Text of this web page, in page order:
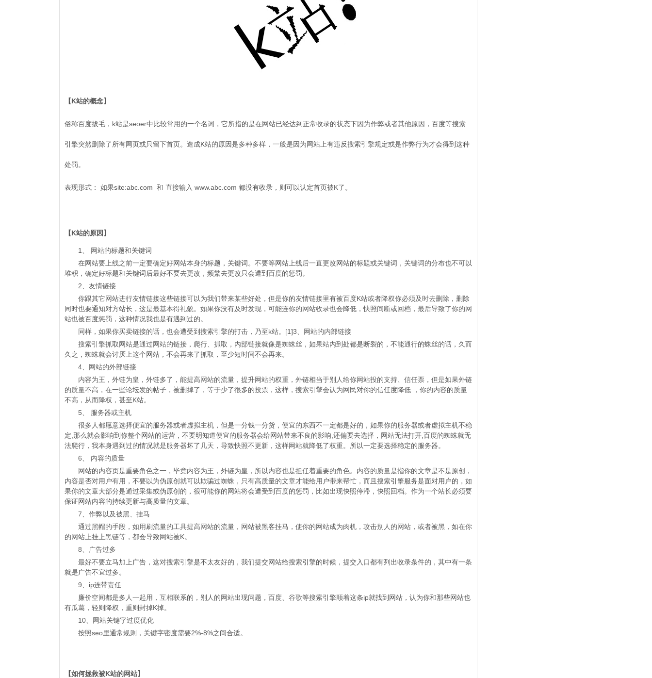
【K站的概念】
俗称百度拔毛，k站是seoer中比较常用的一个名词，它所指的是在网站已经达到正常收录的状态下因为作弊或者其他原因，百度等搜索
引擎突然删除了所有网页或只留下首页。造成K站的原因是多种多样，一般是因为网站上有违反搜索引擎规定或是作弊行为才会得到这种
处罚。
表现形式： 如果site:abc.com 和 直接输入 www.abc.com 都没有收录，则可以认定首页被K了。
【K站的原因】
1、 网站的标题和关键词
在网站要上线之前一定要确定好网站本身的标题，关键词。不要等网站上线后一直更改网站的标题或关键词，关键词的分布也不可以
堆积，确定好标题和关键词后最好不要去更改，频繁去更改只会遭到百度的惩罚。
2、友情链接
你跟其它网站进行友情链接这些链接可以为我们带来某些好处，但是你的友情链接里有被百度K站或者降权你必须及时去删除，删除
同时也要通知对方站长，这是最基本得礼貌。如果你没有及时发现，可能连你的网站收录也会降低，快照间断或回档，最后导致了你的网
站也被百度惩罚，这种情况我也是有遇到过的。
同样，如果你买卖链接的话，也会遭受到搜索引擎的打击，乃至k站。[1]3、网站的内部链接
搜索引擎抓取网站是通过网站的链接，爬行、抓取，内部链接就像是蜘蛛丝，如果站内到处都是断裂的，不能通行的蛛丝的话，久而
久之，蜘蛛就会讨厌上这个网站，不会再来了抓取，至少短时间不会再来。
4、网站的外部链接
内容为王，外链为皇，外链多了，能提高网站的流量，提升网站的权重，外链相当于别人给你网站投的支持、信任票，但是如果外链
的质量不高，在一些论坛发的帖子，被删掉了，等于少了很多的投票，这样，搜索引擎会认为网民对你的信任度降低 ，你的内容的质量
不高，从而降权，甚至K站。
5、 服务器或主机
很多人都愿意选择便宜的服务器或者虚拟主机，但是一分钱一分货，便宜的东西不一定都是好的，如果你的服务器或者虚拟主机不稳
定,那么就会影响到你整个网站的运营，不要明知道便宜的服务器会给网站带来不良的影响,还偏要去选择，网站无法打开,百度的蜘蛛就无
法爬行，我本身遇到过的情况就是服务器坏了几天，导致快照不更新，这样网站就降低了权重。所以一定要选择稳定的服务器。
6、 内容的质量
网站的内容页是重要角色之一，毕竟内容为王，外链为皇，所以内容也是担任着重要的角色。内容的质量是指你的文章是不是原创，
内容是否对用户有用，不要以为伪原创就可以欺骗过蜘蛛，只有高质量的文章才能给用户带来帮忙，而且搜索引擎服务是面对用户的，如
果你的文章大部分是通过采集或伪原创的，很可能你的网站将会遭受到百度的惩罚，比如出现快照停滞，快照回档。作为一个站长必须要
保证网站内容的持续更新与高质量的文章。
7、作弊以及被黑、挂马
通过黑帽的手段，如用刷流量的工具提高网站的流量，网站被黑客挂马，使你的网站成为肉机，攻击别人的网站，或者被黑，如在你
的网站上挂上黑链等，都会导致网站被K。
8、广告过多
最好不要立马加上广告，这对搜索引擎是不太友好的，我们提交网站给搜索引擎的时候，提交入口都有列出收录条件的，其中有一条
就是广告不宜过多。
9、ip连带责任
廉价空间都是多人一起用，互相联系的，别人的网站出现问题，百度、谷歌等搜索引擎顺着这条ip就找到网站，认为你和那些网站也
有瓜葛，轻则降权，重则封掉K掉。
10、网站关键字过度优化
按照seo里通常规则，关键字密度需要2%-8%之间合适。
【如何拯救被K站的网站】